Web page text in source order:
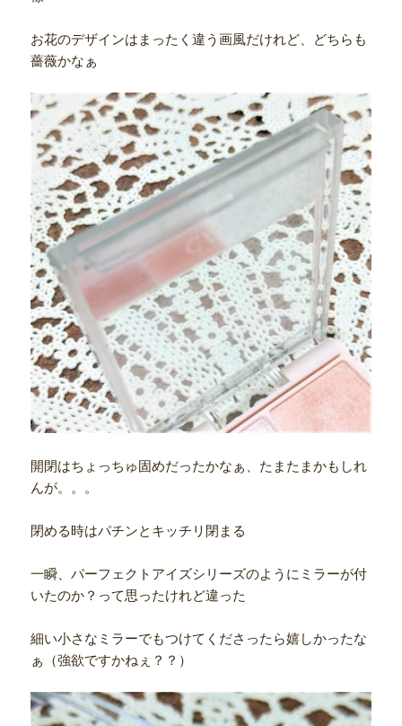
お花のデザインはまったく違う画風だけれど、どちらも
薔薇かなぁ
開閉はちょっちゅ固めだったかなぁ、たまたまかもしれ
んが。。。
閉める時はパチンとキッチリ閉まる
一瞬、パーフェクトアイズシリーズのようにミラーが付
いたのか？って思ったけれど違った
細い小さなミラーでもつけてくださったら嬉しかったな
ぁ（強欲ですかねぇ？？）